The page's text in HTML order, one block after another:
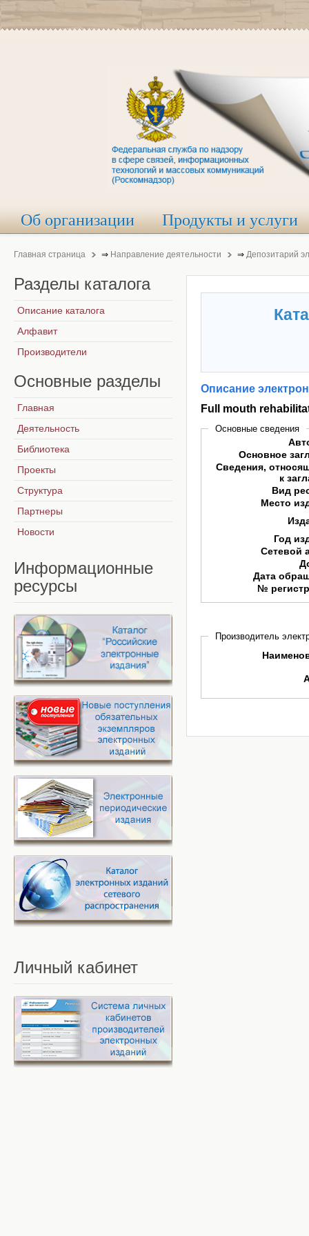
Об организации Продукты и услуги
Главная страница ⇒ Направление деятельности ⇒ Депозитарий
Описание
Full mouth
Основные сведения
Основное
Сведения,
к
Вид
Место
Год
Сетевой
Дата
№
Производитель
Разделы каталога
Описание каталога
Алфавит
Производители
Основные разделы
Главная
Деятельность
Библиотека
Проекты
Структура
Партнеры
Новости
Информационные
ресурсы
Личный кабинет